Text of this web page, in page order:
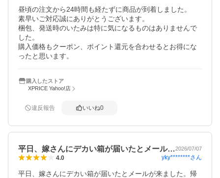
昼頃の注文から24時間も経たずに商品が到着しました。
素早いご対応誠にありがとうございます。
梱包、発送時のいたみは特に気になるものはありませんで
した。
購入価格もクーポン、ポイント還元を合わせるとお得にな
ったと思います。
購入したストア
XPRICE Yahoo!店
違反報告 いいね0
平日、嫁さんにデカい箱が届いたとメール…2026/07/07
4.0 yky********さん
平日、嫁さんにデカい箱が届いたとメールが来ました。帰